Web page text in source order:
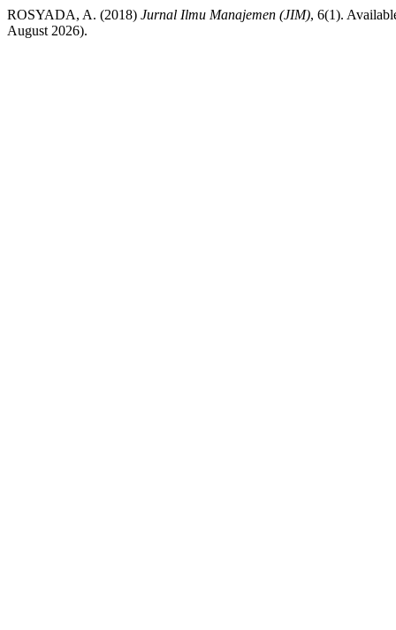
ROSYADA, A. (2018) Jurnal Ilmu Manajemen (JIM), 6(1).
August 2026).